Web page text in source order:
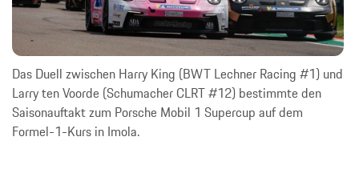
Das Duell zwischen Harry King (BWT Lechner Racing #1) und
Larry ten Voorde (Schumacher CLRT #12) bestimmte den
Saisonauftakt zum Porsche Mobil 1 Supercup auf dem
Formel-1-Kurs in Imola.